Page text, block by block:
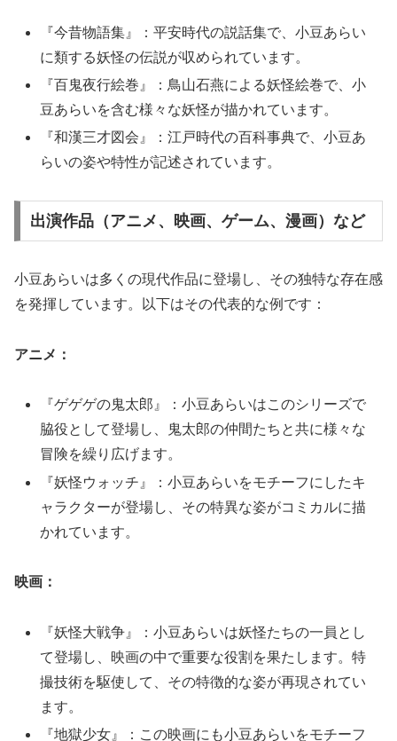
『今昔物語集』：平安時代の説話集で、小豆あらい
に類する妖怪の伝説が収められています。
『百鬼夜行絵巻』：鳥山石燕による妖怪絵巻で、小
豆あらいを含む様々な妖怪が描かれています。
『和漢三才図会』：江戸時代の百科事典で、小豆あ
らいの姿や特性が記述されています。
出演作品（アニメ、映画、ゲーム、漫画）など
小豆あらいは多くの現代作品に登場し、その独特な存在感
を発揮しています。以下はその代表的な例です：
アニメ：
『ゲゲゲの鬼太郎』：小豆あらいはこのシリーズで
脇役として登場し、鬼太郎の仲間たちと共に様々な
冒険を繰り広げます。
『妖怪ウォッチ』：小豆あらいをモチーフにしたキ
ャラクターが登場し、その特異な姿がコミカルに描
かれています。
映画：
『妖怪大戦争』：小豆あらいは妖怪たちの一員とし
て登場し、映画の中で重要な役割を果たします。特
撮技術を駆使して、その特徴的な姿が再現されてい
ます。
『地獄少女』：この映画にも小豆あらいをモチーフ